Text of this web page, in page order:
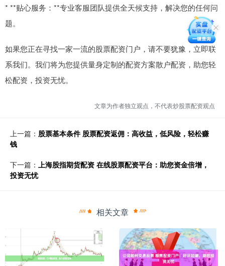
* **贴心服务：**专业客服团队提供全天候支持，解决您的任何问
题。
如果您正在寻找一家一流的股票配资门户，请不要犹豫，立即联
系我们。我们将为您提供量身定制的配资方案散户配资，助您轻
松配资，投资无忧。
文章为作者独立观点，不代表炒股票配资观点
上一篇： 股票基本条件 股票配资返佣：高收益，低风险，轻松赚
钱
下一篇： 上海股指期货配资 在线股票配资平台：助您资金倍增，
投资无忧
相关文章